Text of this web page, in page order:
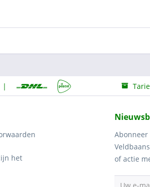
|
het
of actie